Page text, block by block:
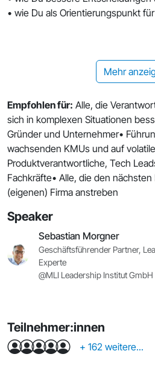
Mehr
• wie Du als Orientierungspunkt
Empfohlen für: Alle, die
sich in komplexen Situationen
Gründer und Unternehmer•
wachsenden KMUs und auf
Produktverantwortliche, Tech
Fachkräfte• Alle, die den
(eigenen) Firma anstreben
Speaker
Sebastian Morgner
Geschäftsführender Partner,
Experte
@MLI Leadership Institut
Teilnehmer:innen
+ 162 weitere...